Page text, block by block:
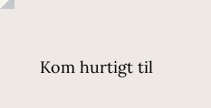
Kom hurtigt til